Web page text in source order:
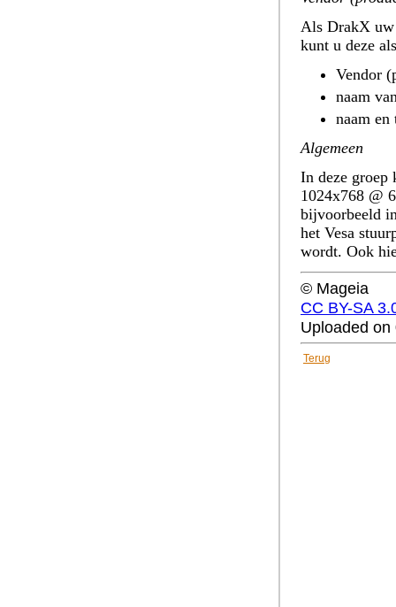
Als DrakX uw
kunt u deze
Vendor
naam
naam en
Algemeen
In deze groep
1024x768 @
bijvoorbeeld
het Vesa
wordt. Ook
© Mageia
CC BY-SA
Uploaded
Terug